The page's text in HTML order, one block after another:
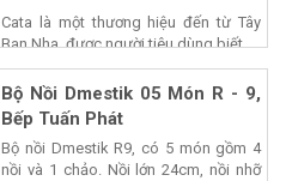
Cata là một thương hiệu đến từ Tây
Ban Nha, được người tiêu dùng biết...
Bộ Nồi Dmestik 05 Món R - 9,
Bếp Tuấn Phát
Bộ nồi Dmestik R9, có 5 món gồm 4
nồi và 1 chảo. Nồi lớn 24cm, nồi nhỡ